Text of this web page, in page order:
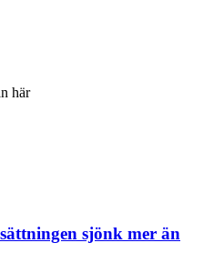
här
sjönk mer än